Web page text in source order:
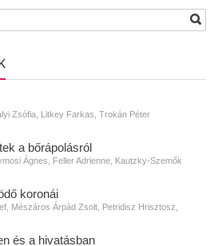
Zsófia, Litkey Farkas, Trokán Péter
a bőrápolásról
Ágnes, Feller Adrienne, Kautzky-Szemők
koronái
Mészáros Árpád Zsolt, Petridisz Hrisztosz,
és a hivatásban